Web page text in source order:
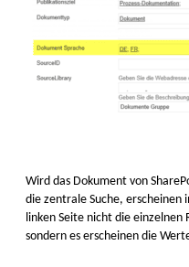
Wird das Dokument von
die zentrale Suche, erscheinen
linken Seite nicht die einzelnen
sondern es erscheinen die